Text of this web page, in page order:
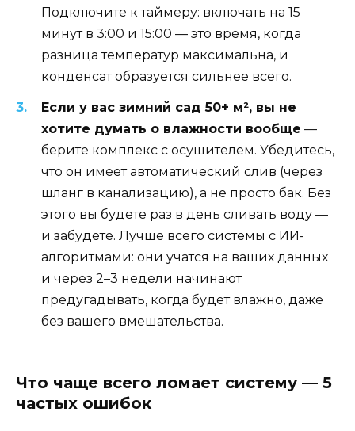
Подключите к таймеру: включать на 15
минут в 3:00 и 15:00 — это время, когда
разница температур максимальна, и
конденсат образуется сильнее всего.
Если у вас зимний сад 50+ м², вы не
хотите думать о влажности вообще —
берите комплекс с осушителем. Убедитесь,
что он имеет автоматический слив (через
шланг в канализацию), а не просто бак. Без
этого вы будете раз в день сливать воду —
и забудете. Лучше всего системы с ИИ-
алгоритмами: они учатся на ваших данных
и через 2–3 недели начинают
предугадывать, когда будет влажно, даже
без вашего вмешательства.
Что чаще всего ломает систему — 5
частых ошибок